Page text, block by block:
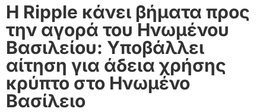
Η Ripple κάνει βήματα προς
την αγορά του Ηνωμένου
Βασιλείου: Υποβάλλει
αίτηση για άδεια χρήσης
κρύπτο στο Ηνωμένο
Βασίλειο